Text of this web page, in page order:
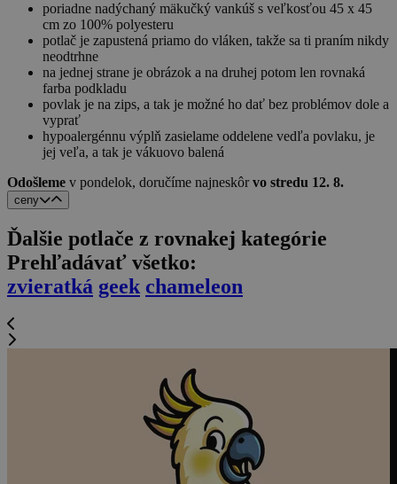
poriadne nadýchaný mäkučký vankúš s veľkosťou 45 x 45
cm zo 100% polyesteru
potlač je zapustená priamo do vláken, takže sa ti praním nikdy
neodtrhne
na jednej strane je obrázok a na druhej potom len rovnaká
farba podkladu
povlak je na zips, a tak je možné ho dať bez problémov dole a
vyprať
hypoalergénnu výplň zasielame oddelene vedľa povlaku, je
jej veľa, a tak je vákuovo balená
Odošleme v pondelok, doručíme najneskôrvo stredu 12. 8.
ceny
Ďalšie potlače z rovnakej kategórie
Prehľadávať všetko:
zvieratká geek chameleon